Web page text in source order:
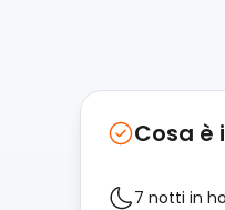
Cosa è
7 notti in